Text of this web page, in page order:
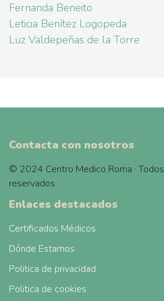
Fernanda Beneito
Leticia Benítez Logopeda
Luz Valdepeñas de la Torre
Contacta con nosotros
© 2024 Centro Medico Roma ·
reservados
Enlaces destacados
Certificados Médicos
Dónde Estamos
Politica de privacidad
Politica de cookies